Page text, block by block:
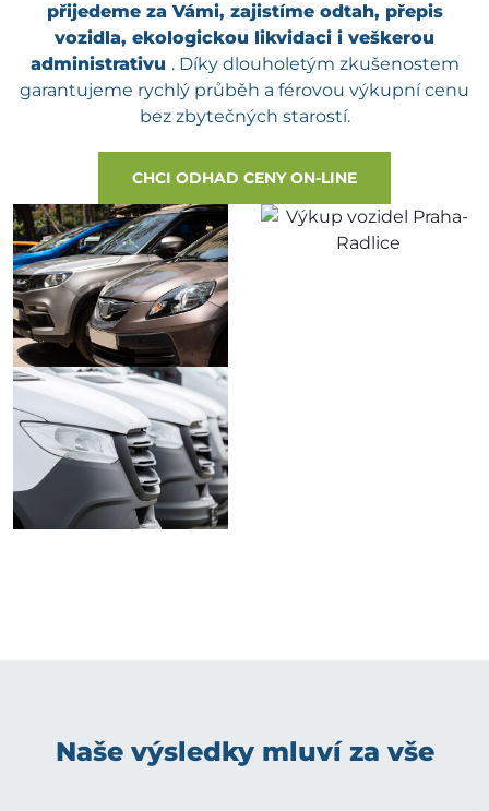
přijedeme za Vámi, zajistíme odtah, přepis
vozidla, ekologickou likvidaci i veškerou
administrativu . Díky dlouholetým zkušenostem
garantujeme rychlý průběh a férovou výkupní cenu
bez zbytečných starostí.
CHCI ODHAD CENY ON-LINE
Naše výsledky mluví za vše